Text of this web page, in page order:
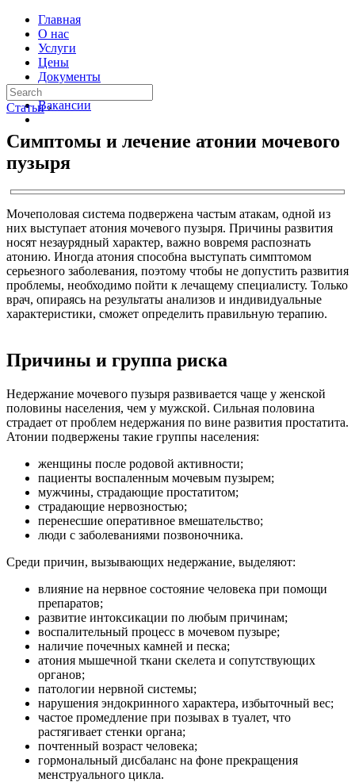
Главная
О нас
Услуги
Цены
Документы
Контакты
Вакансии
Статьи ›
Симптомы и лечение атонии мочевого
пузыря
Мочеполовая система подвержена частым атакам, одной из
них выступает атония мочевого пузыря. Причины развития
носят незаурядный характер, важно вовремя распознать
атонию. Иногда атония способна выступать симптомом
серьезного заболевания, поэтому чтобы не допустить развития
проблемы, необходимо пойти к лечащему специалисту. Только
врач, опираясь на результаты анализов и индивидуальные
характеристики, сможет определить правильную терапию.
Причины и группа риска
Недержание мочевого пузыря развивается чаще у женской
половины населения, чем у мужской. Сильная половина
страдает от проблем недержания по вине развития простатита.
Атонии подвержены такие группы населения:
женщины после родовой активности;
пациенты воспаленным мочевым пузырем;
мужчины, страдающие простатитом;
страдающие нервозностью;
перенесшие оперативное вмешательство;
люди с заболеваниями позвоночника.
Среди причин, вызывающих недержание, выделяют:
влияние на нервное состояние человека при помощи
препаратов;
развитие интоксикации по любым причинам;
воспалительный процесс в мочевом пузыре;
наличие почечных камней и песка;
атония мышечной ткани скелета и сопутствующих
органов;
патологии нервной системы;
нарушения эндокринного характера, избыточный вес;
частое промедление при позывах в туалет, что
растягивает стенки органа;
почтенный возраст человека;
гормональный дисбаланс на фоне прекращения
менструального цикла.